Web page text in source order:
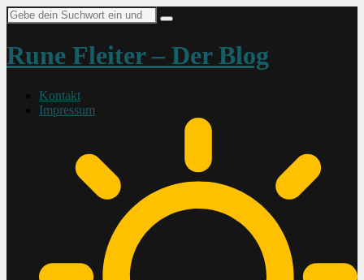
Suche
nach:
Rune Fleiter – Der Blog
Kontakt
Impressum